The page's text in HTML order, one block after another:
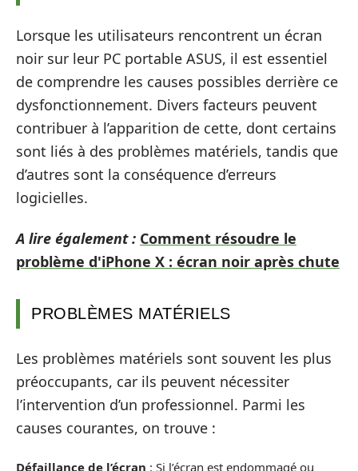
Lorsque les utilisateurs rencontrent un écran
noir sur leur PC portable ASUS, il est essentiel
de comprendre les causes possibles derrière ce
dysfonctionnement. Divers facteurs peuvent
contribuer à l’apparition de cette, dont certains
sont liés à des problèmes matériels, tandis que
d’autres sont la conséquence d’erreurs
logicielles.
A lire également : Comment résoudre le
problème d'iPhone X : écran noir après chute
PROBLÈMES MATÉRIELS
Les problèmes matériels sont souvent les plus
préoccupants, car ils peuvent nécessiter
l’intervention d’un professionnel. Parmi les
causes courantes, on trouve :
Défaillance de l’écran : Si l’écran est endommagé ou